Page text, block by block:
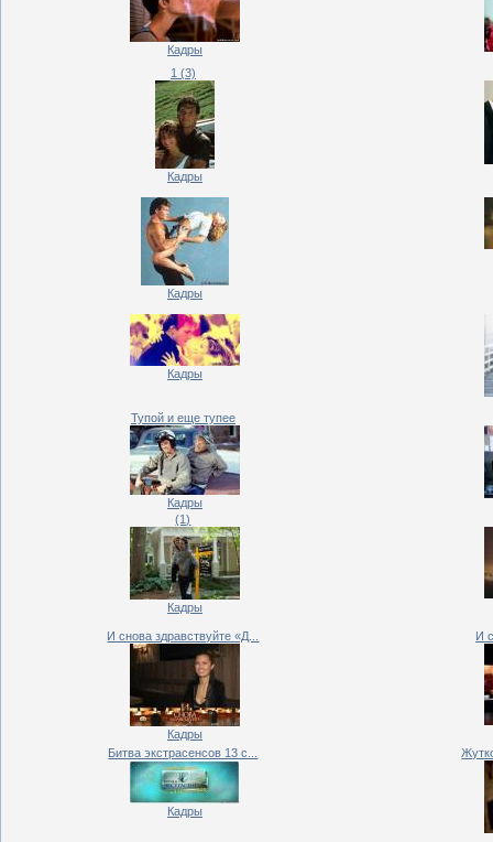
Кадры
1 (3)
Кадры
Кадры
Кадры
Тупой и еще тупее
Кадры
(1)
Кадры
И снова здравствуйте «Д...
Кадры
И
Битва экстрасенсов 13 с...
Кадры